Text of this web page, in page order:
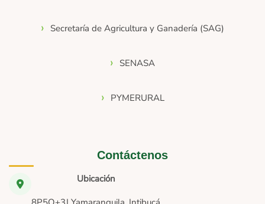
Secretaría de Agricultura y Ganadería (SAG)
SENASA
PYMERURAL
Contáctenos
Ubicación